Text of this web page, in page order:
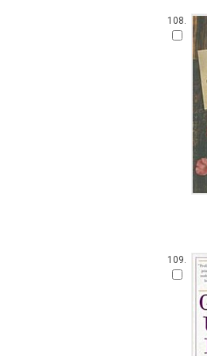
108.
109.